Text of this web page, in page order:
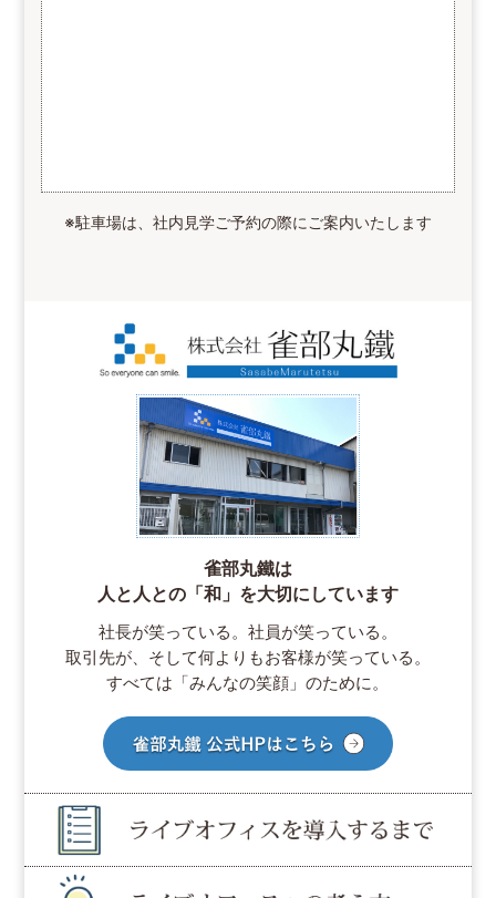
※駐車場は、社内見学ご予約の際にご案内いたします
雀部丸鐵は
人と人との「和」を大切にしています
社長が笑っている。社員が笑っている。
取引先が、そして何よりもお客様が笑っている。
すべては「みんなの笑顔」のために。